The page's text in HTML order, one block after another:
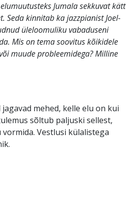
Jumala sekkuvat kätt
Seda kinnitab ka jazzpianist Joel-
üleloomuliku vabaduseni
Mis on tema soovitus kõikidele
muude probleemidega? Milline
mehed, kelle elu on kui
sõltub paljuski sellest,
Vestlusi külalistega